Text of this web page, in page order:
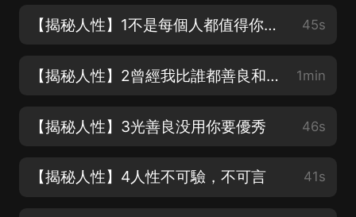
【揭秘人性】1不是每個人都值得你對他善良 45s
【揭秘人性】2曾經我比誰都善良和真誠 1min
【揭秘人性】3光善良没用你要優秀 46s
【揭秘人性】4人性不可驗，不可言 41s